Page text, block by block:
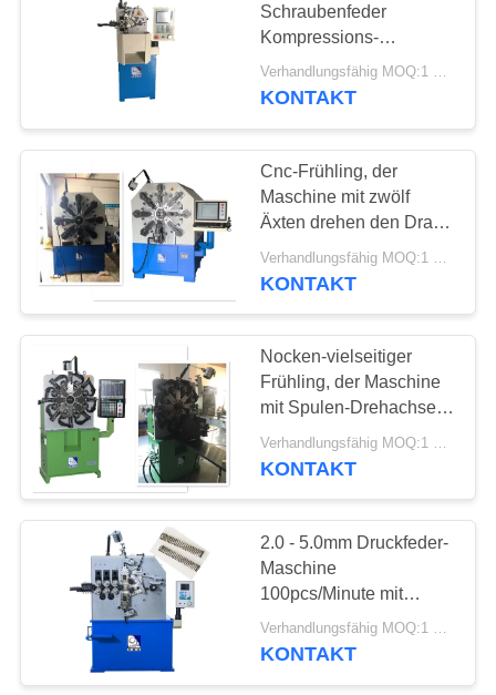
VERBINDUNG
NACHRICHTEN
FORDERN
SIE EIN
ZITAT
SITEMAP
PRIVACY
POLICY
Druckfeder-
Maschine
Frühlings-
verbiegende
Maschine
42
verbiegende
Maschine des
Drahtes
Schraubenfeder
Kompressions-
Wirbelmaschine CNC,
die Maschine mit 0,15 -
Verhandlungsfähig MOQ:1 Satz
KONTAKT
Cnc-Frühling, der
Maschine mit zwölf
Äxten drehen den Draht
bildet Maschine bildet
KONTAKT
Nocken-vielseitiger
Frühling, der Maschine
mit Spulen-Drehachse
herstellt und Achse
einzieht
Verhandlungsfähig MOQ:1 Satz
KONTAKT
2.0 - 5.0mm Druckfeder-
Maschine
100pcs/Minute mit
Hochleistung
Verhandlungsfähig MOQ:1 Satz
KONTAKT